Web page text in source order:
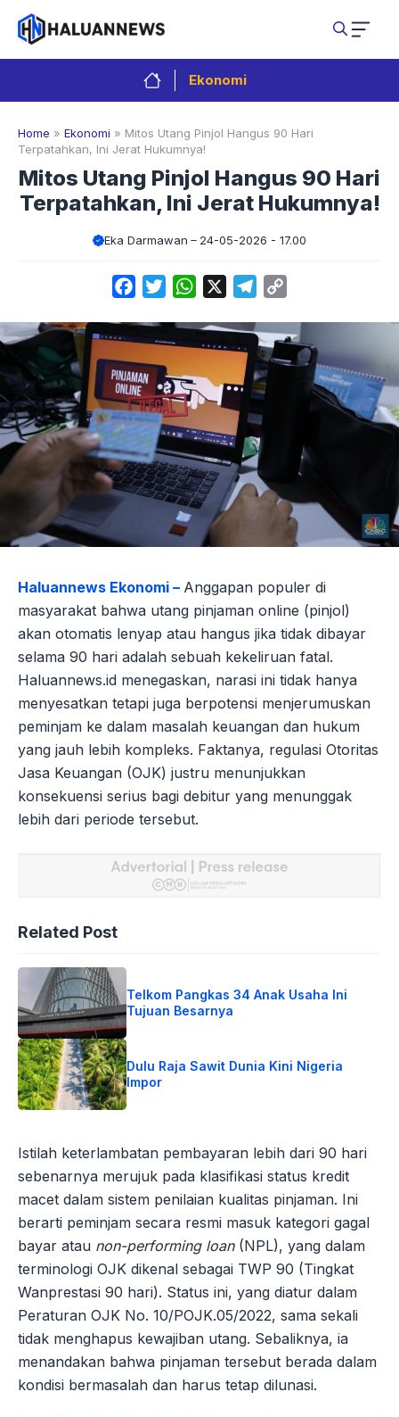
Langsung
isi
Ekonomi
Home » Ekonomi » Mitos Utang Pinjol Hangus 90 Hari
Terpatahkan, Ini Jerat Hukumnya!
Mitos Utang Pinjol Hangus 90 Hari
Terpatahkan, Ini Jerat Hukumnya!
Eka Darmawan 24-05-2026 - 17.00
FacebookTwitterWhatsApp Telegram
Haluannews Ekonomi – Anggapan populer di
masyarakat bahwa utang pinjaman online (pinjol)
akan otomatis lenyap atau hangus jika tidak dibayar
selama 90 hari adalah sebuah kekeliruan fatal.
Haluannews.id menegaskan, narasi ini tidak hanya
menyesatkan tetapi juga berpotensi menjerumuskan
peminjam ke dalam masalah keuangan dan hukum
yang jauh lebih kompleks. Faktanya, regulasi Otoritas
Jasa Keuangan (OJK) justru menunjukkan
konsekuensi serius bagi debitur yang menunggak
lebih dari periode tersebut.
Related Post
Telkom Pangkas 34 Anak Usaha Ini
Tujuan Besarnya
Dulu Raja Sawit Dunia Kini Nigeria
Impor
Istilah keterlambatan pembayaran lebih dari 90 hari
sebenarnya merujuk pada klasifikasi status kredit
macet dalam sistem penilaian kualitas pinjaman. Ini
berarti peminjam secara resmi masuk kategori gagal
bayar atau non-performing loan(NPL), yang dalam
terminologi OJK dikenal sebagai TWP 90 (Tingkat
Wanprestasi 90 hari). Status ini, yang diatur dalam
Peraturan OJK No. 10/POJK.05/2022, sama sekali
tidak menghapus kewajiban utang. Sebaliknya, ia
menandakan bahwa pinjaman tersebut berada dalam
kondisi bermasalah dan harus tetap dilunasi.